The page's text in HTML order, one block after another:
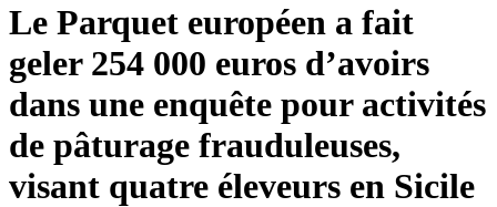
Le Parquet européen a fait
geler 254 000 euros d’avoirs
dans une enquête pour activités
de pâturage frauduleuses,
visant quatre éleveurs en Sicile